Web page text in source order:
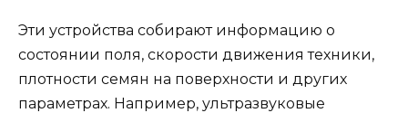
Эти устройства собирают информацию о
состоянии поля, скорости движения техники,
плотности семян на поверхности и других
параметрах. Например, ультразвуковые